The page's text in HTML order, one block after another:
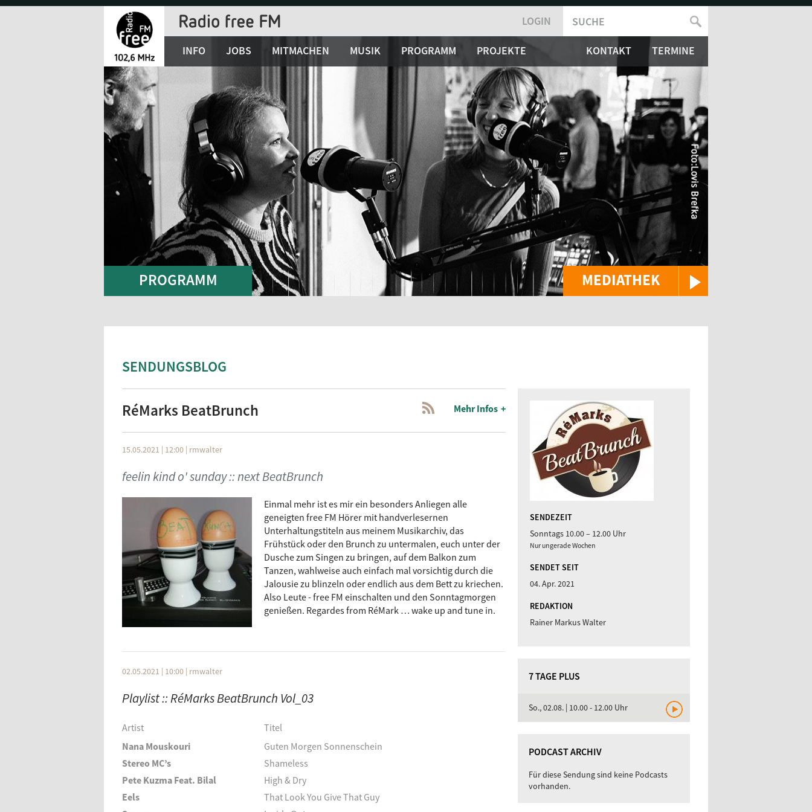
Jump
MEDIATHEK
LOGIN
SUCHFORMULAR
SUCHE
INFO JOBS MITMACHEN MUSIK PROGRAMM PROJEKTE KONTAKT TERMINE
PROGRAMM
SENDUNGSBLOG
RéMarks BeatBrunch Mehr Infos
15.05.2021 | 12:00 | rmwalter
feelin kind o' sunday :: next BeatBrunch
Einmal mehr ist es mir ein besonders Anliegen alle
geneigten free FM Hörer mit handverlesernen
Unterhaltungstiteln aus meinem Musikarchiv, das
Frühstück oder den Brunch zu untermalen, euch unter der
Dusche zum Singen zu bringen, auf dem Balkon zum
Tanzen, wahlweise auch einfach mal vorsichtig durch die
Jalousie zu blinzeln oder endlich aus dem Bett zu kriechen.
Also Leute - free FM einschalten und den Sonntagmorgen
genießen. Regardes from RéMark … wake up and tune in.
02.05.2021 | 10:00 | rmwalter
Playlist :: RéMarks BeatBrunch Vol_03
Artist
Titel
Nana Mouskouri
Guten Morgen Sonnenschein
Stereo MC’s
Shameless
Pete Kuzma Feat. Bilal
High & Dry
Eels
That Look You Give That Guy
SENDEZEIT
Sonntags 10.00 – 12.00 Uhr
Nur ungerade Wochen
SENDET SEIT
04. Apr. 2021
REDAKTION
Rainer Markus Walter
7 TAGE PLUS
So., 02.08. | 10.00 - 12.00 Uhr
PODCAST ARCHIV
Für diese Sendung sind keine Podcasts
vorhanden.